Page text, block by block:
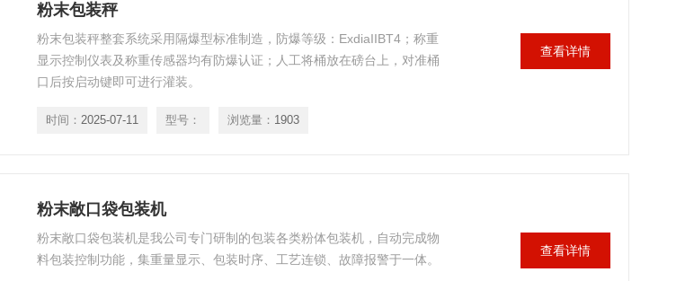
粉末包装秤
粉末包装秤整套系统采用隔爆型标准制造，防爆等级：ExdiaIIBT4；称重
显示控制仪表及称重传感器均有防爆认证；人工将桶放在磅台上，对准桶
口后按启动键即可进行灌装。
时间： 2025-07-11 型号： 浏览量： 1903
查看详情
粉末敞口袋包装机
粉末敞口袋包装机是我公司专门研制的包装各类粉体包装机，自动完成物
料包装控制功能，集重量显示、包装时序、工艺连锁、故障报警于一体。
查看详情